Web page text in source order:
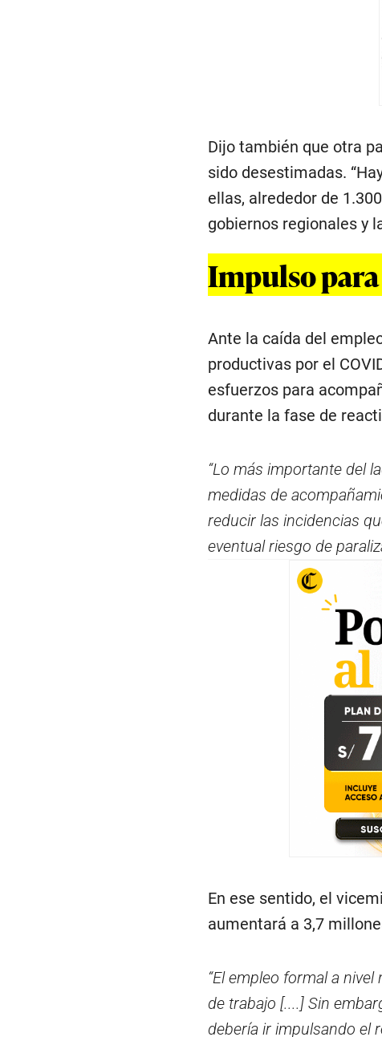
Dijo también que otra
sido desestimadas.
ellas, alrededor de
gobiernos regionales y
Impulso
Ante la caída del
productivas por el
esfuerzos para
durante la fase de
“Lo más importante del
medidas de
reducir las incidencias
eventual riesgo de
En ese sentido, el
aumentará a 3,7
“El empleo formal a
de trabajo [....] Sin
debería ir impulsando el